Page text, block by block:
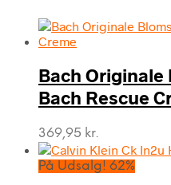
Bach
Bach Rescue
369,95 kr.
På Udsalg! 62%